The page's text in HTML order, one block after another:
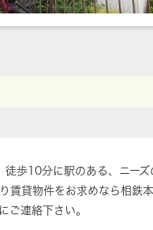
歩10分に駅のある、ニー
賃貸物件をお求めなら相鉄
ご連絡下さい。